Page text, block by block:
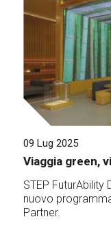
09 Lug 2025
Viaggia green,
STEP FuturAbility
nuovo
Partner.